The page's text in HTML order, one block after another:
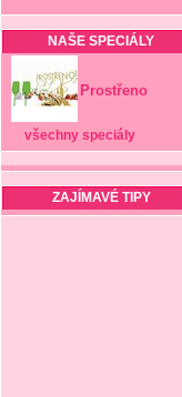
NAŠE SPECIÁLY
Prostřeno
všechny speciály
ZAJÍMAVÉ TIPY